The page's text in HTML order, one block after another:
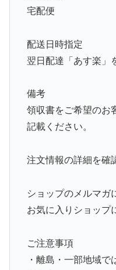
宅配便
配送日時指定
翌日配達「あす楽」
備考
領収書をご希望のお
記載ください。
注文情報の詳細を確
ショップのメルマガ
お気に入りショップ
ご注意事項
・離島・一部地域